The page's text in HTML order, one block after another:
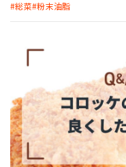
総菜 粉末油脂